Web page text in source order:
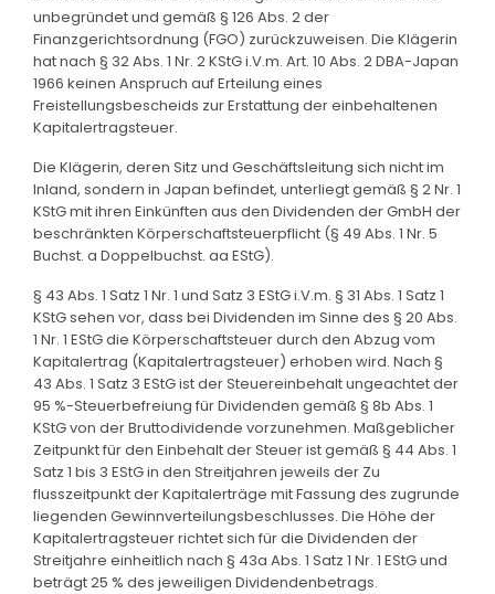
unbegründet und gemäß § 126 Abs. 2 der
Finanzgerichtsordnung (FGO) zurückzuweisen. Die Klägerin
hat nach § 32 Abs. 1 Nr. 2 KStG i.V.m. Art. 10 Abs. 2 DBA-Japan
1966 keinen Anspruch auf Erteilung eines
Freistellungsbescheids zur Erstattung der einbehaltenen
Kapitalertragsteuer.
Die Klägerin, deren Sitz und Geschäftsleitung sich nicht im
Inland, sondern in Japan befindet, unterliegt gemäß § 2 Nr. 1
KStG mit ihren Einkünften aus den Dividenden der GmbH der
beschränkten Körperschaftsteuerpflicht (§ 49 Abs. 1 Nr. 5
Buchst. a Doppelbuchst. aa EStG).
§ 43 Abs. 1 Satz 1 Nr. 1 und Satz 3 EStG i.V.m. § 31 Abs. 1 Satz 1
KStG sehen vor, dass bei Dividenden im Sinne des § 20 Abs.
1 Nr. 1 EStG die Körperschaftsteuer durch den Abzug vom
Kapitalertrag (Kapitalertragsteuer) erhoben wird. Nach §
43 Abs. 1 Satz 3 EStG ist der Steuereinbehalt ungeachtet der
95 %-Steuerbefreiung für Dividenden gemäß § 8b Abs. 1
KStG von der Bruttodividende vorzunehmen. Maßgeblicher
Zeitpunkt für den Einbehalt der Steuer ist gemäß § 44 Abs. 1
Satz 1 bis 3 EStG in den Streitjahren jeweils der Zu
flusszeitpunkt der Kapitalerträge mit Fassung des zugrunde
liegenden Gewinnverteilungsbeschlusses. Die Höhe der
Kapitalertragsteuer richtet sich für die Dividenden der
Streitjahre einheitlich nach § 43a Abs. 1 Satz 1 Nr. 1 EStG und
beträgt 25 % des jeweiligen Dividendenbetrags.